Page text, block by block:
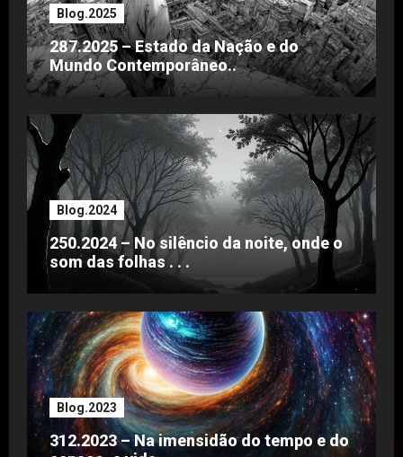
Blog.2025
287.2025 – Estado da Nação e do
Mundo Contemporâneo..
Blog.2024
250.2024 – No silêncio da noite, onde o
som das folhas . . .
Blog.2023
312.2023 – Na imensidão do tempo e do